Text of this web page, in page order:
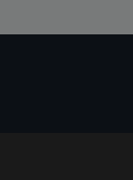
to